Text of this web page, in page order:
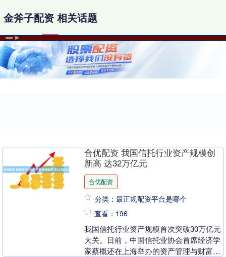
金斧子配资 相关话题
合优配资 我国信托行业资产规模创
新高 达32万亿元
合优配资
分类：最正规配资平台是哪个
查看：196
我国信托行业资产规模首次突破30万亿元
大关。日前，中国信托业协会首席经济学
家蔡概还在上海举办的资产管理与财富管